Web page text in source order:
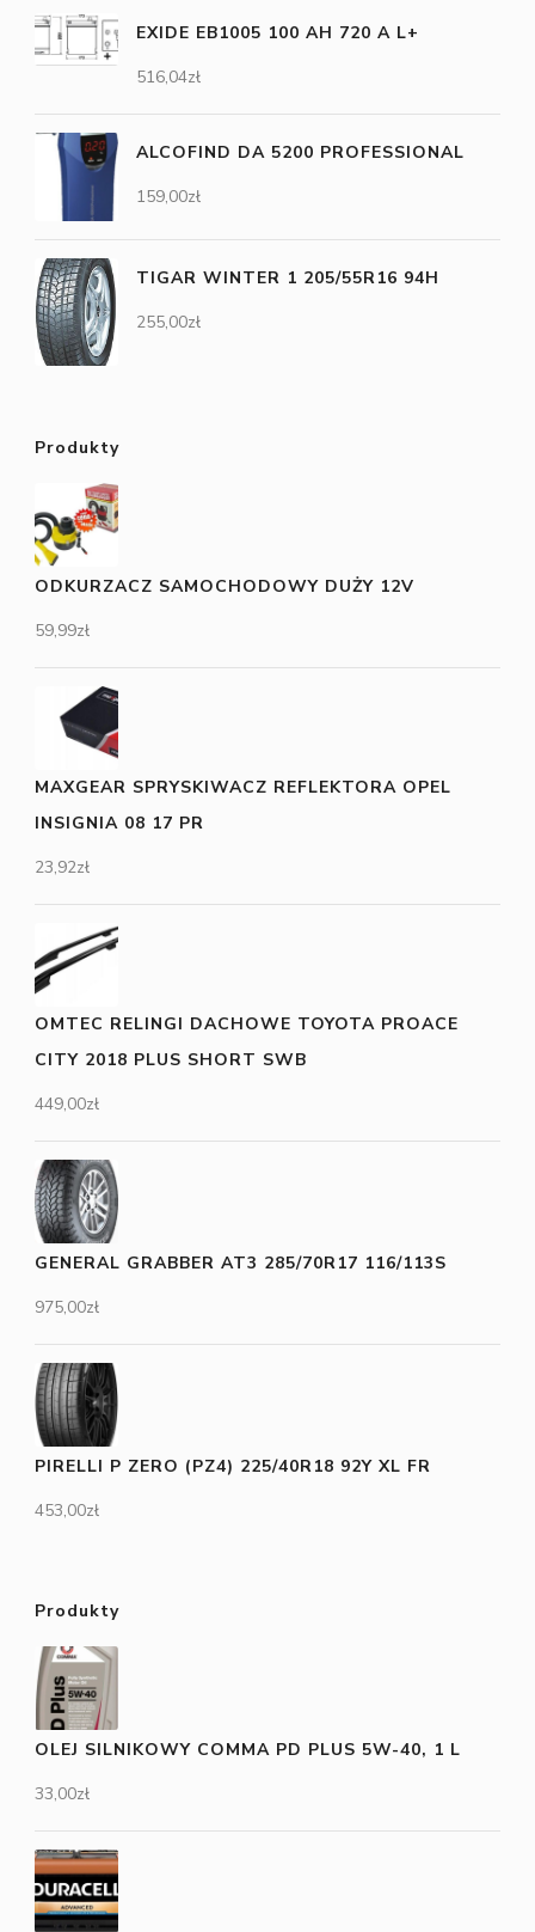
EXIDE EB1005 100 AH 720 A L+
516,04zł
ALCOFIND DA 5200 PROFESSIONAL
159,00zł
TIGAR WINTER 1 205/55R16 94H
255,00zł
Produkty
ODKURZACZ SAMOCHODOWY DUŻY 12V
59,99zł
MAXGEAR SPRYSKIWACZ REFLEKTORA OPEL
INSIGNIA 08 17 PR
23,92zł
OMTEC RELINGI DACHOWE TOYOTA PROACE
CITY 2018 PLUS SHORT SWB
449,00zł
GENERAL GRABBER AT3 285/70R17 116/113S
975,00zł
PIRELLI P ZERO (PZ4) 225/40R18 92Y XL FR
453,00zł
Produkty
OLEJ SILNIKOWY COMMA PD PLUS 5W-40, 1 L
33,00zł